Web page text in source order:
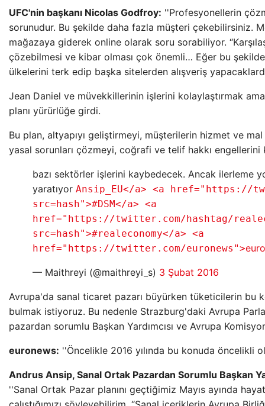
UFC'nin başkanı Nicolas Godfroy: ''Profesyonellerin
sorunudur. Bu şekilde daha fazla müşteri çekebilirsiniz.
mağazaya giderek online olarak soru sorabiliyor.
çözebilmesi ve kibar olması çok önemli… Eğer bu
ülkelerini terk edip başka sitelerden alışveriş
Jean Daniel ve müvekkillerinin işlerini kolaylaştırmak
planı yürürlüğe girdi.
Bu plan, altyapıyı geliştirmeyi, müşterilerin hizmet ve mal
yasal sorunları çözmeyi, coğrafi ve telif hakkı engellerini
bazı sektörler işlerini kaybedecek. Ancak ilerleme
yaratıyor Ansip_EU</a> <a href="https://
src=hash">#DSM</a> <a
href="https://twitter.com/hashtag/
src=hash">#realeconomy</a> <a
href="https://twitter.com/euronews">
— Maithreyi (@maithreyi_s) 3 Şubat 2016
Avrupa'da sanal ticaret pazarı büyürken tüketicilerin bu
bulmak istiyoruz. Bu nedenle Strazburg'daki Avrupa
pazardan sorumlu Başkan Yardımcısı ve Avrupa
euronews: ''Öncelikle 2016 yılında bu konuda öncelikli
Andrus Ansip, Sanal Ortak Pazardan Sorumlu Başkan
''Sanal Ortak Pazar planını geçtiğimiz Mayıs ayında